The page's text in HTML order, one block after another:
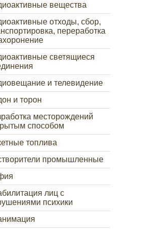
вещества
отходы, сбор,
переработка
светящиеся
и телевидение
и торон
месторождений
способом
топлива
промышленные
лиц с
психики